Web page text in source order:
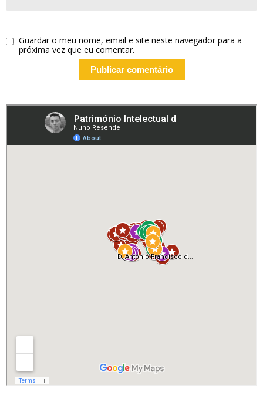
Guardar o meu nome, email e site neste navegador para a
próxima vez que eu comentar.